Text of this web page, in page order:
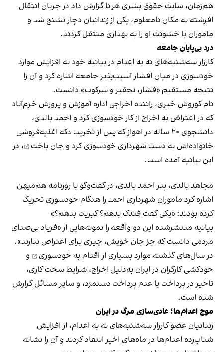
هم‌زمان، سایت حقوق بشری هرانا گزارش داد در جریان انتقال
افرشته به مکان نامعلوم، یکی از زندانیان دچار تشنج شد و
ماموران با خشونت او را به بهداری منتقل کردند.
درد بی‌پایان جامعه
کارزار سه‌شنبه‌های نه به اعدام در بیانیه خود به افزایش موارد
خودسوزی در میان اقشار آسیب‌پذیر جامعه اشاره کرد و آن را
نتیجه مستقیم «فشار، تحقیر و سرکوب» دانست.
نام کوروش خیری، راننده اخراجی اداره آموزش و پرورش خرم‌آباد
که در اعتراض به اخراج از کار خودسوزی کرد و احمد بالدی،
دانشجوی ۲۰ ساله در اهواز که پس از تخریب دکه اغذیه‌فروشی
خانواده‌اش به دست شهرداری خودسوزی کرد وجان باخت
، در
این بیانیه آمده است.
مجاهد بالدی، پدر احمد بالدی، در گفت‌وگو با روزنامه هم‌میهن
اشاره کرد ماموران شهرداری احمد را هنگام خودسوزی تحریک
کرده بودند: «یکی گفت فندک بدهم؟ کبریت بدهم؟»
بیانیه منتشرشده این دو واقعه را نمونه‌هایی از «فریاد بی‌صدای
مردمی دانست که جز جان خویش، چیزی برای اعتراض ندارند».
در سال‌های گذشته موارد بسیاری از اقدام به خودسوزی
و
خودکشی کارگران در ایران به‌دلیل اخراج، شرایط سخت کاری،
تاخیر در پرداخت یا عدم پرداخت دستمزد، و سایر مسائل گزارش
شده است.
موج اعدام‌ها؛ عادی‌سازی مرگ در ایران
زندانیان عضو کارزار سه‌شنبه‌های نه به اعدام، از افزایش
شتاب‌زده اعدام‌ها در ماه‌های اخیر انتقاد کردند و آن را نشانه‌